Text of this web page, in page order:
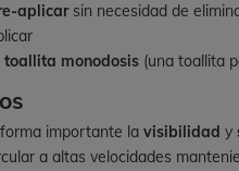
aplicarsin necesidad de
toallita monodosis (una toallita
importante la visibilidad y
a altas velocidades